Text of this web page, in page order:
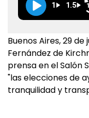
1 1.5
Buenos Aires, 29
Fernández de
prensa en el Salón
"las elecciones de
tranquilidad y